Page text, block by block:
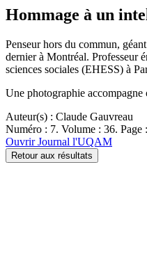
Hommage à un
Penseur hors du commun,
dernier à Montréal. Professeur
sciences sociales (EHESS) à
Une photographie
Auteur(s) : Claude Gauvreau
Numéro : 7. Volume : 36. Page
Ouvrir Journal l'UQAM
Retour aux résultats